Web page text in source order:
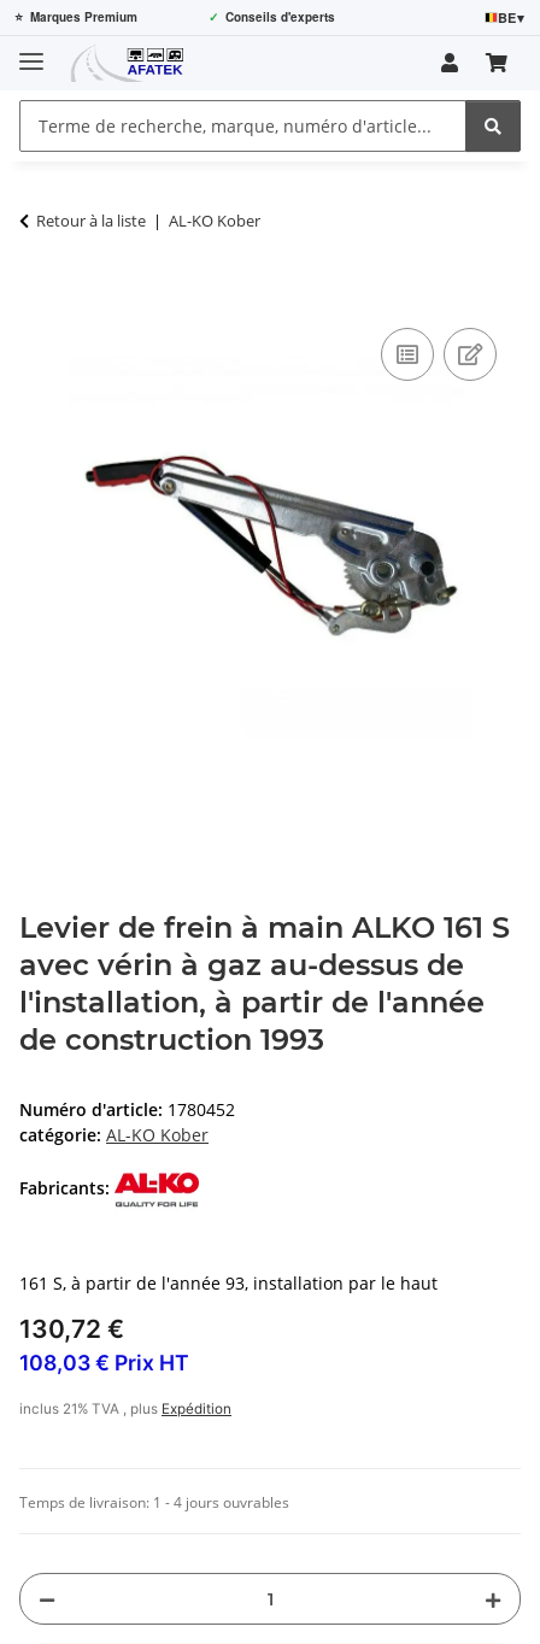
⭐ Marques Premium ✓ Conseils d'experts BE▾
Retour à la liste AL-KO Kober
Levier de frein à main ALKO 161 S
avec vérin à gaz au-dessus de
l'installation, à partir de l'année
de construction 1993
Numéro d'article: 1780452
catégorie: AL-KO Kober
Fabricants:
161 S, à partir de l'année 93, installation par le haut
130,72 €
108,03 € Prix HT
inclus 21% TVA , plus Expédition
Temps de livraison: 1 - 4 jours ouvrables